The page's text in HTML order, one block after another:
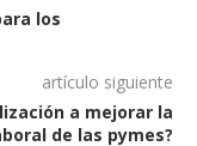
los
artículo siguiente
a mejorar la
de las pymes?